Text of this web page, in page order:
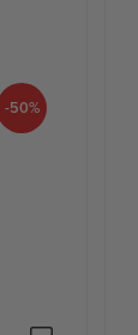
-50%